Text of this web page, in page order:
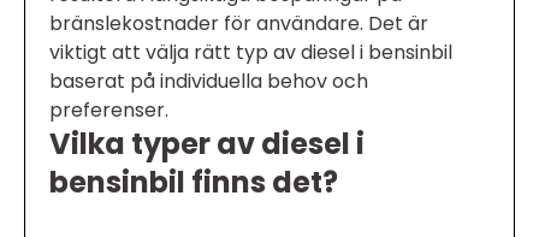
bränslekostnader för användare. Det är
viktigt att välja rätt typ av diesel i bensinbil
baserat på individuella behov och
preferenser.
Vilka typer av diesel i
bensinbil finns det?